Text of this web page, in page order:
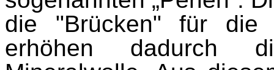
die "Brücken" für die
erhöhen dadurch